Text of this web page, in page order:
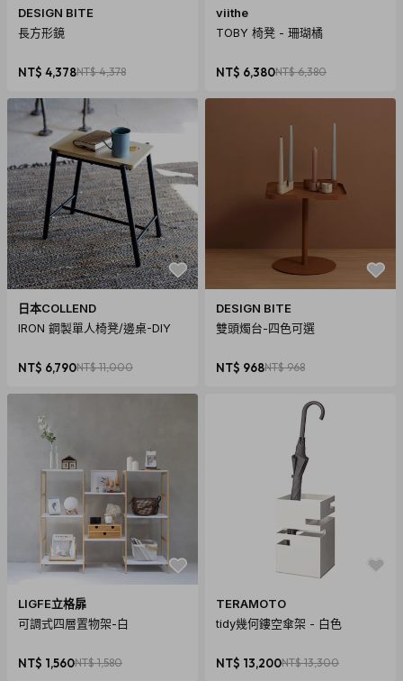
DESIGN BITE
長方形鏡
NT$ 4,378NT$ 4,378
viithe
TOBY 椅凳 - 珊瑚橘
NT$ 6,380NT$ 6,380
日本COLLEND
IRON 鋼製單人椅凳/邊桌-DIY
NT$ 6,790NT$ 11,000
DESIGN BITE
雙頭燭台-四色可選
NT$ 968NT$ 968
LIGFE立格扉
可調式四層置物架-白
NT$ 1,560NT$ 1,580
TERAMOTO
tidy幾何鏤空傘架 - 白色
NT$ 13,200NT$ 13,300